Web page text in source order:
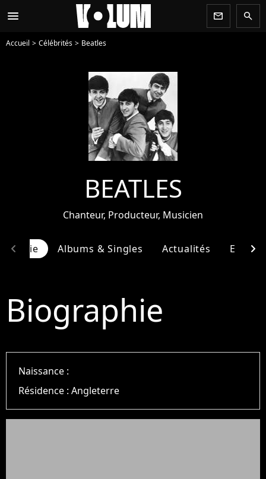
menu newsletter search
Accueil Célébrités Beatles
BEATLES
Chanteur, Producteur, Musicien
Albums & Singles Actualités
chevron_left chevron_right
Biographie
Naissance :
Résidence :Angleterre